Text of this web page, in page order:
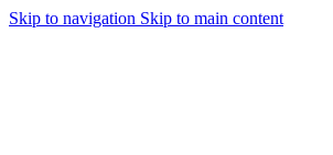
Skip to navigation Skip to main content